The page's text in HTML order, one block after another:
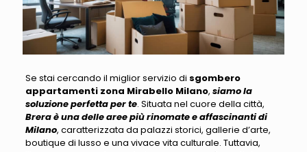
Se stai cercando il miglior servizio di sgombero
appartamenti zona Mirabello Milano, siamo la
soluzione perfetta per te. Situata nel cuore della città,
Brera è una delle aree più rinomate e affascinanti di
Milano, caratterizzata da palazzi storici, gallerie d’arte,
boutique di lusso e una vivace vita culturale. Tuttavia,